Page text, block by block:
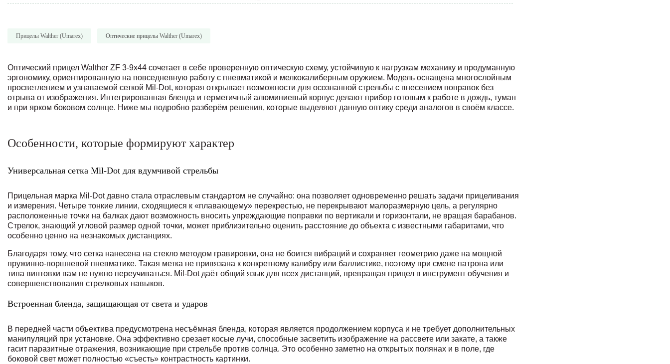
Прицелы Walther (Umarex) Оптические прицелы Walther (Umarex)
Оптический прицел Walther ZF 3-9x44 сочетает в себе проверенную оптическую схему, устойчивую к нагрузкам механику и продуманную
эргономику, ориентированную на повседневную работу с пневматикой и мелкокалиберным оружием. Модель оснащена многослойным
просветлением и узнаваемой сеткой Mil‑Dot, которая открывает возможности для осознанной стрельбы с внесением поправок без
отрыва от изображения. Интегрированная бленда и герметичный алюминиевый корпус делают прибор готовым к работе в дождь, туман
и при ярком боковом солнце. Ниже мы подробно разберём решения, которые выделяют данную оптику среди аналогов в своём классе.
Особенности, которые формируют характер
Универсальная сетка Mil‑Dot для вдумчивой стрельбы
Прицельная марка Mil‑Dot давно стала отраслевым стандартом не случайно: она позволяет одновременно решать задачи прицеливания
и измерения. Четыре тонкие линии, сходящиеся к «плавающему» перекрестью, не перекрывают малоразмерную цель, а регулярно
расположенные точки на балках дают возможность вносить упреждающие поправки по вертикали и горизонтали, не вращая барабанов.
Стрелок, знающий угловой размер одной точки, может приблизительно оценить расстояние до объекта с известными габаритами, что
особенно ценно на незнакомых дистанциях.
Благодаря тому, что сетка нанесена на стекло методом гравировки, она не боится вибраций и сохраняет геометрию даже на мощной
пружинно‑поршневой пневматике. Такая метка не привязана к конкретному калибру или баллистике, поэтому при смене патрона или
типа винтовки вам не нужно переучиваться. Mil‑Dot даёт общий язык для всех дистанций, превращая прицел в инструмент обучения и
совершенствования стрелковых навыков.
Встроенная бленда, защищающая от света и ударов
В передней части объектива предусмотрена несъёмная бленда, которая является продолжением корпуса и не требует дополнительных
манипуляций при установке. Она эффективно срезает косые лучи, способные засветить изображение на рассвете или закате, а также
гасит паразитные отражения, возникающие при стрельбе против солнца. Это особенно заметно на открытых полянах и в поле, где
боковой свет может полностью «съесть» контрастность картинки.